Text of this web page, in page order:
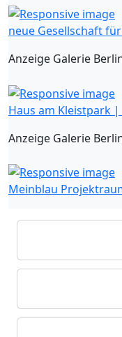
neue Gesellschaft
Anzeige Galerie
Haus am Kleistpark
Anzeige Galerie
Meinblau